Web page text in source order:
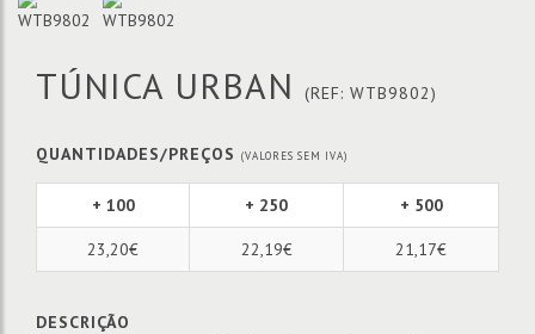
TÚNICA URBAN (REF: WTB9802)
QUANTIDADES/PREÇOS (VALORES SEM IVA)
+ 100 + 250 + 500
23,20€ 22,19€ 21,17€
DESCRIÇÃO